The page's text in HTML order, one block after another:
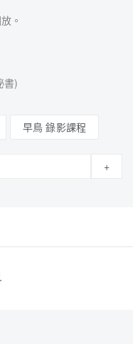
。
書)
早鳥 錄影課程
+